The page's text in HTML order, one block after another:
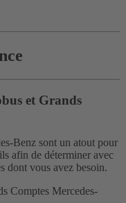
et Grands
Benz sont un atout pour
afin de déterminer avec
dont vous avez besoin.
Comptes Mercedes-